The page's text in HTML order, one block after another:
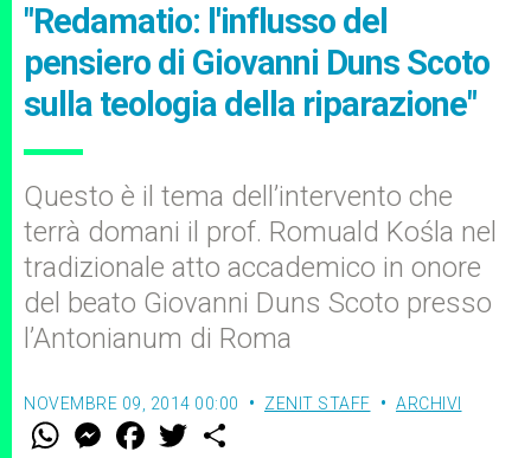
"Redamatio: l'influsso del
pensiero di Giovanni Duns Scoto
sulla teologia della riparazione"
Questo è il tema dell’intervento che
terrà domani il prof. Romuald Kośla nel
tradizionale atto accademico in onore
del beato Giovanni Duns Scoto presso
l’Antonianum di Roma
NOVEMBRE 09, 2014 00:00 ZENIT STAFF ARCHIVI
W M
e
F
a w